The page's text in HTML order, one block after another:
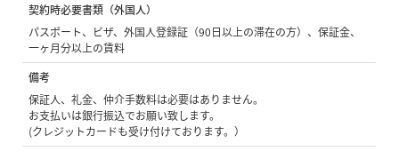
契約時必要書類（外国人）
パスポート、ビザ、外国人登録証（90日以上の滞在の方）、保証金、
一ヶ月分以上の賃料
備考
保証人、礼金、仲介手数料は必要はありません。
お支払いは銀行振込でお願い致します。
(クレジットカードも受け付けております。）